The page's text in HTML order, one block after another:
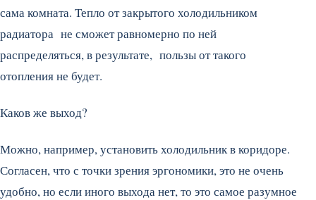
сама комната. Тепло от закрытого холодильником
радиатора не сможет равномерно по ней
распределяться, в результате, пользы от такого
отопления не будет.
Каков же выход?
Можно, например, установить холодильник в коридоре.
Согласен, что с точки зрения эргономики, это не очень
удобно, но если иного выхода нет, то это самое разумное